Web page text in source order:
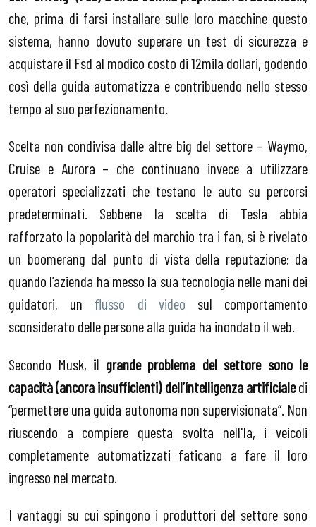
che, prima di farsi installare sulle loro macchine questo
sistema, hanno dovuto superare un test di sicurezza e
acquistare il Fsd al modico costo di 12mila dollari, godendo
così della guida automatizza e contribuendo nello stesso
tempo al suo perfezionamento.
Scelta non condivisa dalle altre big del settore – Waymo,
Cruise e Aurora – che continuano invece a utilizzare
operatori specializzati che testano le auto su percorsi
predeterminati. Sebbene la scelta di Tesla abbia
rafforzato la popolarità del marchio tra i fan, si è rivelato
un boomerang dal punto di vista della reputazione: da
quando l’azienda ha messo la sua tecnologia nelle mani dei
guidatori, un flusso di video sul comportamento
sconsiderato delle persone alla guida ha inondato il web.
Secondo Musk, il grande problema del settore sono le
capacità (ancora insufficienti) dell’intelligenza artificialedi
“permettere una guida autonoma non supervisionata”. Non
riuscendo a compiere questa svolta nell'Ia, i veicoli
completamente automatizzati faticano a fare il loro
ingresso nel mercato.
I vantaggi su cui spingono i produttori del settore sono